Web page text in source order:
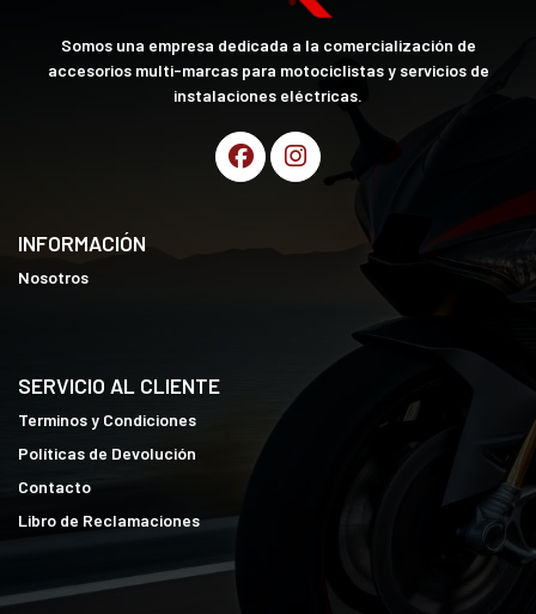
Somos una empresa dedicada a la comercialización de
accesorios multi-marcas para motociclistas y servicios de
instalaciones eléctricas.
INFORMACIÓN
Nosotros
SERVICIO AL CLIENTE
Terminos y Condiciones
Políticas de Devolución
Contacto
Libro de Reclamaciones